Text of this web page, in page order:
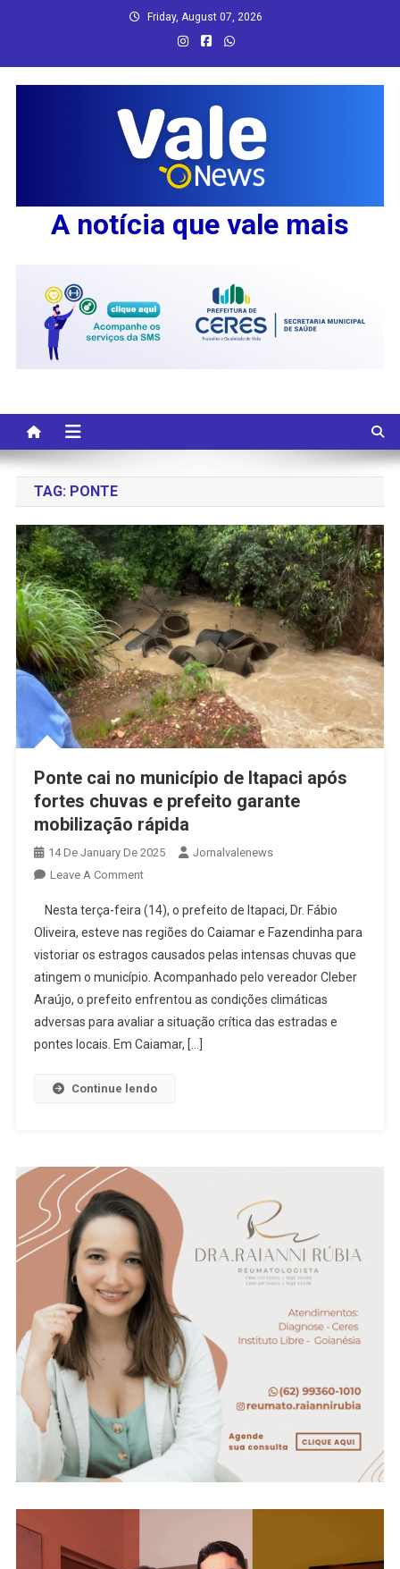
Friday, August 07, 2026
A notícia que vale mais
TAG: PONTE
Ponte cai no município de Itapaci após
fortes chuvas e prefeito garante
mobilização rápida
14 De January De 2025
Jornalvalenews
Leave A CommentOn
Cai
No
Município
De
Itapaci
Após
Fortes
Nesta terça-feira (14), o prefeito de Itapaci, Dr. Fábio
Oliveira, esteve nas regiões do Caiamar e Fazendinha para
vistoriar os estragos causados pelas intensas chuvas que
atingem o município. Acompanhado pelo vereador Cleber
Araújo, o prefeito enfrentou as condições climáticas
adversas para avaliar a situação crítica das estradas e
pontes locais. Em Caiamar, […]
Continue lendo